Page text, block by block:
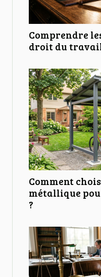
Comprendre
droit du travail
Comment
métallique
?